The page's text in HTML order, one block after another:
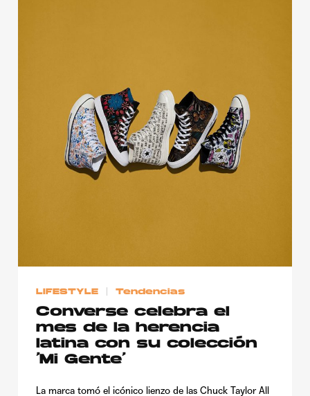
LIFESTYLE Tendencias
Converse celebra el
mes de la herencia
latina con su colección
‘Mi Gente’
La marca tomó el icónico lienzo de las Chuck Taylor All